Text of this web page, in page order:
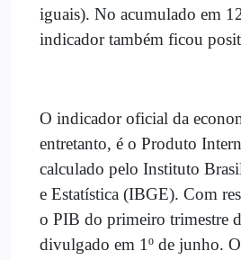
iguais). No acumulado em
indicador também ficou
O indicador oficial da
entretanto, é o Produto
calculado pelo Instituto
e Estatística (IBGE). Com
o PIB do primeiro trimestre
divulgado em 1º de junho.